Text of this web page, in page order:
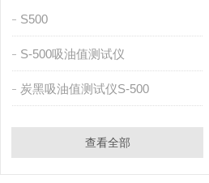
S500
S-500吸油值测试仪
炭黑吸油值测试仪S-500
查看全部